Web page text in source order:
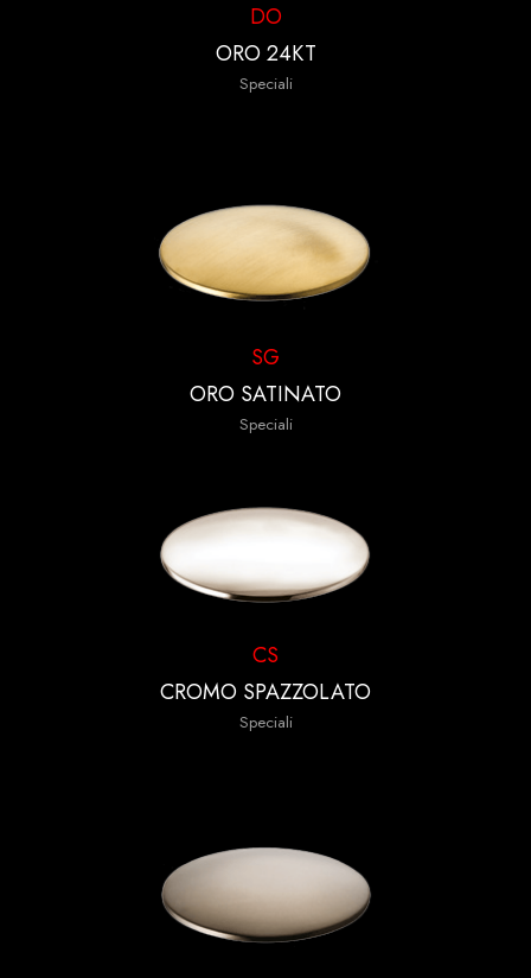
DO
ORO 24KT
Speciali
SG
ORO SATINATO
Speciali
CS
CROMO SPAZZOLATO
Speciali